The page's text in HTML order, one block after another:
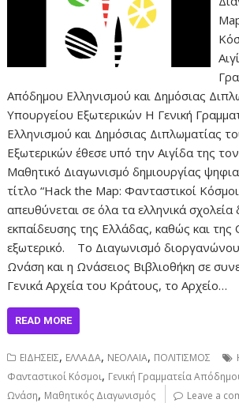
Απόδημου Ελληνισμού και Δημόσιας
Υπουργείου Εξωτερικών Η Γενική
Ελληνισμού και Δημόσιας Διπλωματίας
Εξωτερικών έθεσε υπό την Αιγίδα της
Μαθητικό Διαγωνισμό δημιουργίας
τίτλο “Hack the Map: Φανταστικοί
απευθύνεται σε όλα τα ελληνικά σχολεία
εκπαίδευσης της Ελλάδας, καθώς και της
εξωτερικό. Το Διαγωνισμό
Ωνάση και η Ωνάσειος Βιβλιοθήκη σε
Γενικά Αρχεία του Κράτους, το Αρχείο…
READ MORE
ΕΙΔΗΣΕΙΣ, ΕΛΛΑΔΑ, ΝΕΟΛΑΙΑ, ΠΟΛΙΤΙΣΜΟΣ
Φανταστικοί Κόσμοι, Γενική Γραμματεία
Ωνάση, Μαθητικός Διαγωνισμός Leave a